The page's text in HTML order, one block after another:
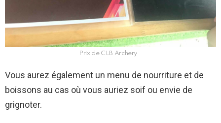
Prix de CLB Archery
Vous aurez également un menu de nourriture et de
boissons au cas où vous auriez soif ou envie de
grignoter.